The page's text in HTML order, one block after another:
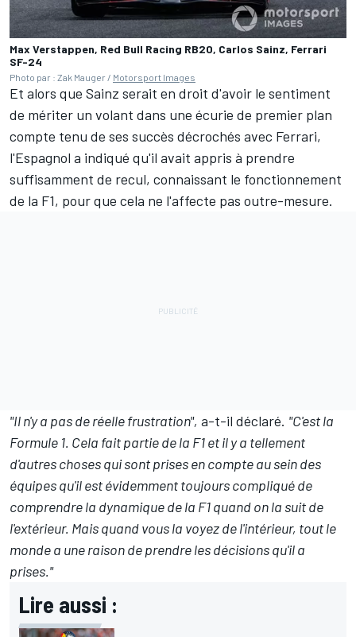
Max Verstappen, Red Bull Racing RB20, Carlos Sainz, Ferrari
SF-24
Photo par : Zak Mauger / Motorsport Images
Et alors que Sainz serait en droit d'avoir le sentiment
de mériter un volant dans une écurie de premier plan
compte tenu de ses succès décrochés avec Ferrari,
l'Espagnol a indiqué qu'il avait appris à prendre
suffisamment de recul, connaissant le fonctionnement
de la F1, pour que cela ne l'affecte pas outre-mesure.
"Il n'y a pas de réelle frustration", a-t-il déclaré. "C'est la
Formule 1. Cela fait partie de la F1 et il y a tellement
d'autres choses qui sont prises en compte au sein des
équipes qu'il est évidemment toujours compliqué de
comprendre la dynamique de la F1 quand on la suit de
l'extérieur. Mais quand vous la voyez de l'intérieur, tout le
monde a une raison de prendre les décisions qu'il a
prises."
Lire aussi :